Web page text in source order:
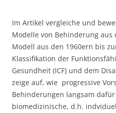
Im Artikel vergleiche und
Modelle von Behinderung
Modell aus den 1960ern bis
Klassifikation der
Gesundheit (ICF) und dem
zeige auf, wie progressive
Behinderungen langsam
biomedizinische, d.h.